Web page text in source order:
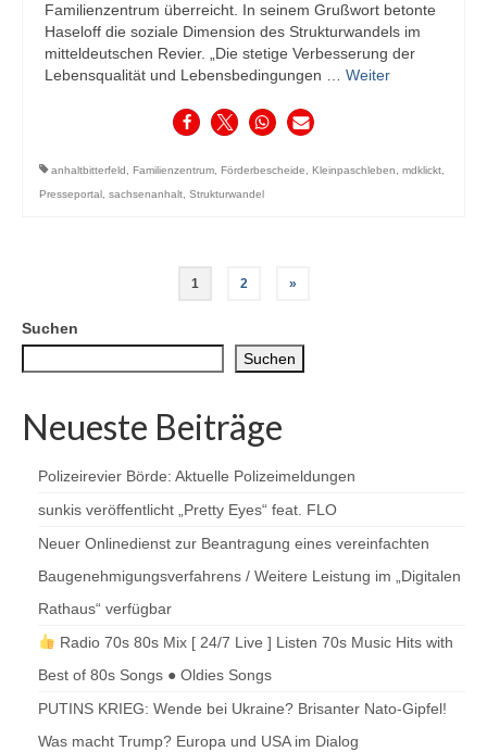
Familienzentrum überreicht. In seinem Grußwort betonte
Haseloff die soziale Dimension des Strukturwandels im
mitteldeutschen Revier. „Die stetige Verbesserung der
Lebensqualität und Lebensbedingungen … Weiter
anhaltbitterfeld Familienzentrum Förderbescheide Kleinpaschleben mdklickt
Presseportal sachsenanhalt Strukturwandel
Seitennummerierung
der
Beiträge
1 2 »
Suchen
Suchen
Neueste Beiträge
Polizeirevier Börde: Aktuelle Polizeimeldungen
sunkis veröffentlicht „Pretty Eyes“ feat. FLO
Neuer Onlinedienst zur Beantragung eines vereinfachten
Baugenehmigungsverfahrens / Weitere Leistung im „Digitalen
Rathaus“ verfügbar
Radio 70s 80s Mix [ 24/7 Live ] Listen 70s Music Hits with
Best of 80s Songs ● Oldies Songs
PUTINS KRIEG: Wende bei Ukraine? Brisanter Nato-Gipfel!
Was macht Trump? Europa und USA im Dialog